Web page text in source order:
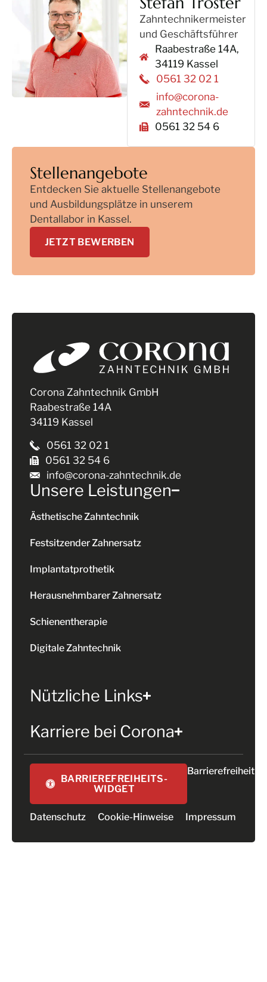
Zahntechnikermeister
und Geschäftsführer
Raabestraße 14A,
34119 Kassel
0561 32 02 1
info@corona-
zahntechnik.de
0561 32 54 6
Stellenangebote
Entdecken Sie aktuelle Stellenangebote
und Ausbildungsplätze in unserem
Dentallabor in Kassel.
JETZT BEWERBEN
Corona Zahntechnik GmbH
Raabestraße 14A
34119 Kassel
0561 32 02 1
0561 32 54 6
info@corona-zahntechnik.de
Unsere Leistungen
Ästhetische Zahntechnik
Festsitzender Zahnersatz
Implantatprothetik
Herausnehmbarer Zahnersatz
Schienentherapie
Digitale Zahntechnik
Nützliche Links
Karriere bei Corona
BARRIEREFREIHEITS-
WIDGET
Barrierefreiheit
Datenschutz Cookie-Hinweise Impressum